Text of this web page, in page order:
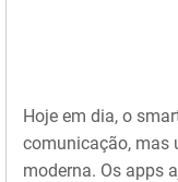
Hoje em dia, o
comunicação, mas
moderna. Os apps